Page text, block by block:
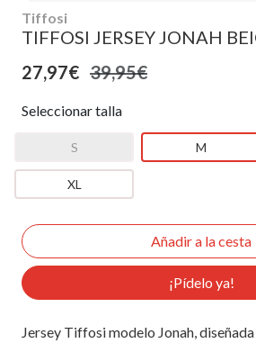
Tiffosi
TIFFOSI JERSEY JONAH
27,97€ 39,95€
Seleccionar talla
S M
XL
¡Pídelo ya!
Jersey Tiffosi modelo Jonah,